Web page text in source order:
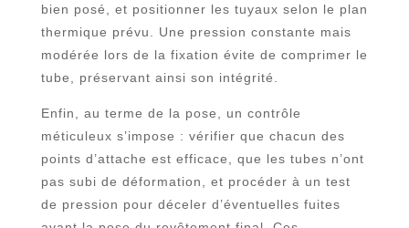
bien posé, et positionner les tuyaux selon le plan
thermique prévu. Une pression constante mais
modérée lors de la fixation évite de comprimer le
tube, préservant ainsi son intégrité.
Enfin, au terme de la pose, un contrôle
méticuleux s’impose : vérifier que chacun des
points d’attache est efficace, que les tubes n’ont
pas subi de déformation, et procéder à un test
de pression pour déceler d’éventuelles fuites